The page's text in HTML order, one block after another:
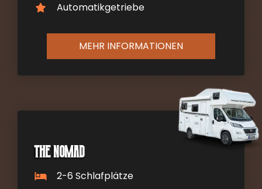
Automatikgetriebe
MEHR INFORMATIONEN
The Nomad
2-6 Schlafplätze